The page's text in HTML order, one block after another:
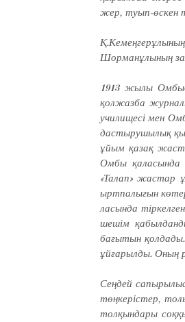
жер, туып-өскен
Шор­манұлының
1913 жылы
қолжазба
училищесі мен
дастырушылық
ұйым қазақ
Омбы қаласында
«Талап» жастар
ырт­­палығын
ласында
шешім
бағытын
ұй­ғарылды. Оның
Сеңдей
төңкерістер,
тол­қындары